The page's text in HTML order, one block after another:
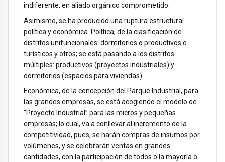
indiferente, en aliado orgánico comprometido.
Asimismo, se ha producido una ruptura estructural
política y económica. Política, de la clasificación de
distritos unifuncionales: dormitorios o productivos o
turísticos y otros; se está pasando a los distritos
múltiples: productivos (proyectos industriales) y
dormitorios (espacios para viviendas).
Económica, de la concepción del Parque Industrial, para
las grandes empresas, se está acogiendo el modelo de
“Proyecto Industrial” para las micros y pequeñas
empresas; lo cual, va a conllevar al incremento de la
competitividad, pues, se harán compras de insumos por
volúmenes, y se celebrarán ventas en grandes
cantidades, con la participación de todos o la mayoría o